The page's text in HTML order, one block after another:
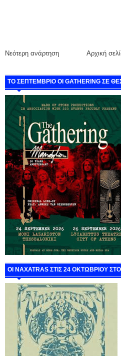
Νεότερη ανάρτηση Αρχική
ΤΟ ΣΕΠΤΕΜΒΡΙΟ ΟΙ GATHERING ΣΕ
ΟΙ NAXATRAS ΣΤΙΣ 24 ΟΚΤΩΒΡΙΟΥ